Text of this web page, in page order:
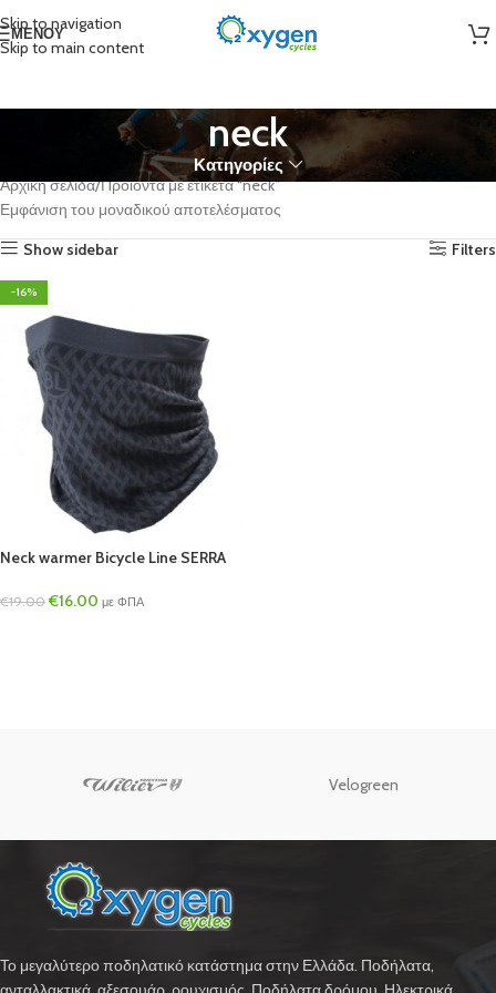
Skip to navigation
Skip to main content
ΜΕΝΟΎ
neck
Κατηγορίες
Αρχική σελίδα Προϊόντα με ετικέτα “neck”
Εμφάνιση του μοναδικού αποτελέσματος
Show sidebar
Filters
-16%
Neck warmer Bicycle Line SERRA
€19.00 €16.00 με ΦΠΑ
Velogreen
Το μεγαλύτερο ποδηλατικό κατάστημα στην Ελλάδα. Ποδήλατα,